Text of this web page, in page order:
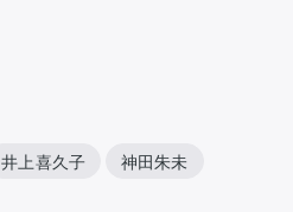
井上喜久子 神田朱未